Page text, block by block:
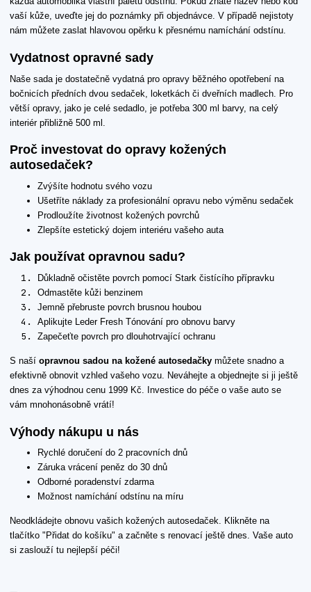
vaší kůže, uveďte jej do poznámky při objednávce. V případě nejistoty
nám můžete zaslat hlavovou opěrku k přesnému namíchání odstínu.
Vydatnost opravné sady
Naše sada je dostatečně vydatná pro opravy běžného opotřebení na
bočnicích předních dvou sedaček, loketkách či dveřních madlech. Pro
větší opravy, jako je celé sedadlo, je potřeba 300 ml barvy, na celý
interiér přibližně 500 ml.
Proč investovat do opravy kožených
autosedaček?
Zvýšíte hodnotu svého vozu
Ušetříte náklady za profesionální opravu nebo výměnu sedaček
Prodloužíte životnost kožených povrchů
Zlepšíte estetický dojem interiéru vašeho auta
Jak používat opravnou sadu?
Důkladně očistěte povrch pomocí Stark čistícího přípravku
Odmastěte kůži benzinem
Jemně přebruste povrch brusnou houbou
Aplikujte Leder Fresh Tónování pro obnovu barvy
Zapečeťte povrch pro dlouhotrvající ochranu
S naší opravnou sadou na kožené autosedačky můžete snadno a
efektivně obnovit vzhled vašeho vozu. Neváhejte a objednejte si ji ještě
dnes za výhodnou cenu 1999 Kč. Investice do péče o vaše auto se
vám mnohonásobně vrátí!
Výhody nákupu u nás
Rychlé doručení do 2 pracovních dnů
Záruka vrácení peněz do 30 dnů
Odborné poradenství zdarma
Možnost namíchání odstínu na míru
Neodkládejte obnovu vašich kožených autosedaček. Klikněte na
tlačítko "Přidat do košíku" a začněte s renovací ještě dnes. Vaše auto
si zaslouží tu nejlepší péči!